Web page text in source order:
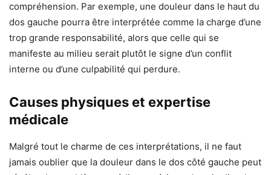
compréhension. Par exemple, une douleur dans le haut du
dos gauche pourra être interprétée comme la charge d’une
trop grande responsabilité, alors que celle qui se
manifeste au milieu serait plutôt le signe d’un conflit
interne ou d’une culpabilité qui perdure.
Causes physiques et expertise
médicale
Malgré tout le charme de ces interprétations, il ne faut
jamais oublier que la douleur dans le dos côté gauche peut